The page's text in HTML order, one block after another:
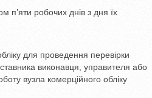
п’яти робочих днів з дня їх
для проведення перевірки
виконавця, управителя або
вузла комерційного обліку